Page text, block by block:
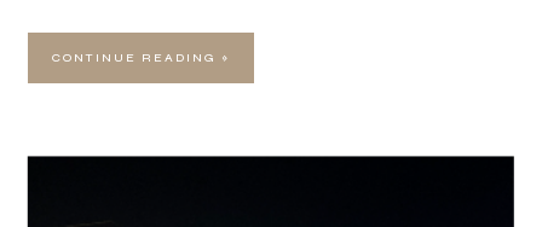
CONTINUE READING »